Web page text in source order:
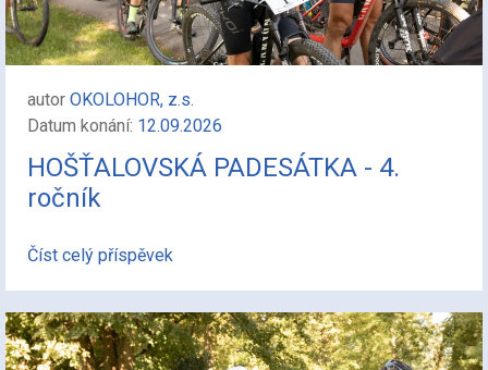
autor OKOLOHOR, z.s.
Datum konání: 12.09.2026
HOŠŤALOVSKÁ PADESÁTKA - 4.
ročník
Číst celý příspěvek